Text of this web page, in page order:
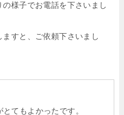
様子でお電話を下さいまし
すと、ご依頼下さいまし
てもよかったです。